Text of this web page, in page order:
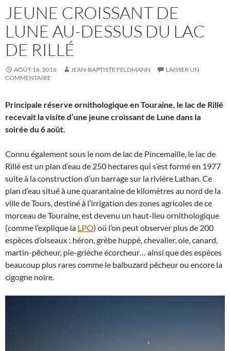
JEUNE CROISSANT DE
LUNE AU-DESSUS DU LAC
DE RILLÉ
AOÛT 16, 2016 JEAN-BAPTISTE FELDMANN
LAISSER UN
COMMENTAIRE
Principale réserve ornithologique en Touraine, le lac de Rillé
recevait la visite d’une jeune croissant de Lune dans la
soirée du 6 août.
Connu également sous le nom de lac de Pincemaille, le lac de
Rillé est un plan d’eau de 250 hectares qui s’est formé en 1977
suite à la construction d’un barrage sur la rivière Lathan. Ce
plan d’eau situé à une quarantaine de kilomètres au nord de la
ville de Tours, destiné à l’irrigation des zones agricoles de ce
morceau de Touraine, est devenu un haut-lieu ornithologique
(comme l’explique la LPO) où l’on peut observer plus de 200
espèces d’oiseaux : héron, grèbe huppé, chevalier, oie, canard,
martin-pêcheur, pie-grièche écorcheur… ainsi que des espèces
beaucoup plus rares comme le balbuzard pêcheur ou encore la
cigogne noire.